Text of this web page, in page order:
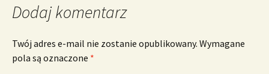
Dodaj komentarz
Twój adres e-mail nie zostanie opublikowany. Wymagane
pola są oznaczone *